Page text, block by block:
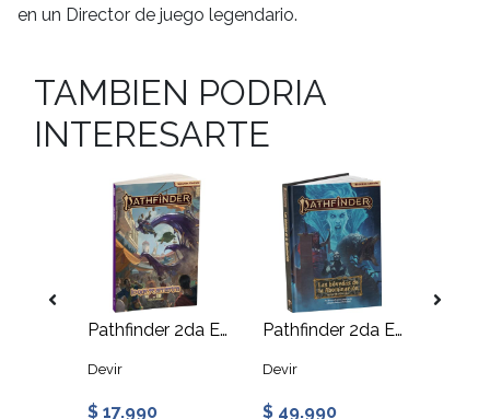
en un Director de juego legendario.
TAMBIEN PODRIA
INTERESARTE
Pathfinder 2da Edición: Lo que se Arrastra
Devir
$ 17.990
Pathfinder 2da Edición: Las Bóvedas de la Abominación
Devir
$ 49.990